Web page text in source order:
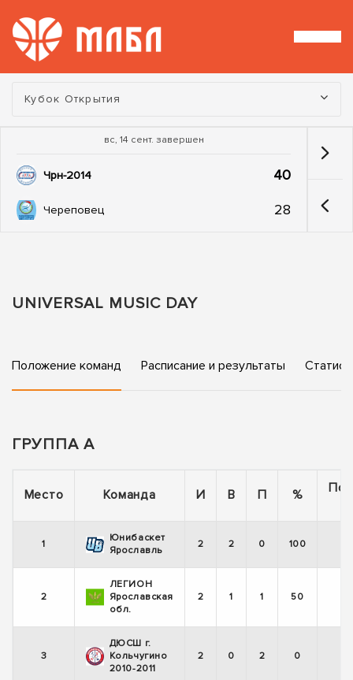
Турнир:
Кубок Открытия
вс, 14 сент. завершен
Чрн-2014 40
Череповец 28
UNIVERSAL MUSIC DAY
Положение команд Расписание и результаты
ГРУППА А
Место Команда И В П %
1
Юнибаскет
Ярославль
2 2 0 100
2
ЛЕГИОН
Ярославская
обл.
2 1 1 50
3
ДЮСШ г.
Кольчугино
2010-2011
2 0 2 0